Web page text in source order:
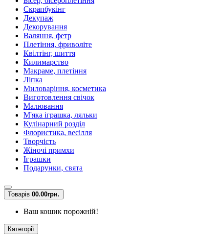
Скрапбукінг
Декупаж
Декорування
Валяння, фетр
Плетіння, фриволіте
Квілтінг, шиття
Килимарство
Макраме, плетіння
Ліпка
Миловаріння, косметика
Виготовлення свічок
Малювання
М'яка іграшка, ляльки
Кулінарний розділ
Флористика, весілля
Творчість
Жіночі примхи
Іграшки
Подарунки, свята
Товарів 00.00грн.
Ваш кошик порожній!
Категорії